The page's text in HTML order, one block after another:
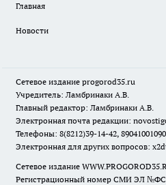
Главная
Новости
Сетевое издание progorod35.ru
Учредитель: Ламбринаки А.В.
Главный редактор: Ламбринаки А.В.
Электронная почта редакции:
Телефоны: 8(8212)39-14-42, 89041001090
Электронная для других вопросов:
Сетевое издание
Регистрационный номер СМИ ЭЛ